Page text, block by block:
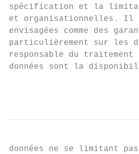
spécification et la
et organisationnelles. Il
envisagées comme des
particulièrement sur les
responsable du
données sont la
données ne se limitant